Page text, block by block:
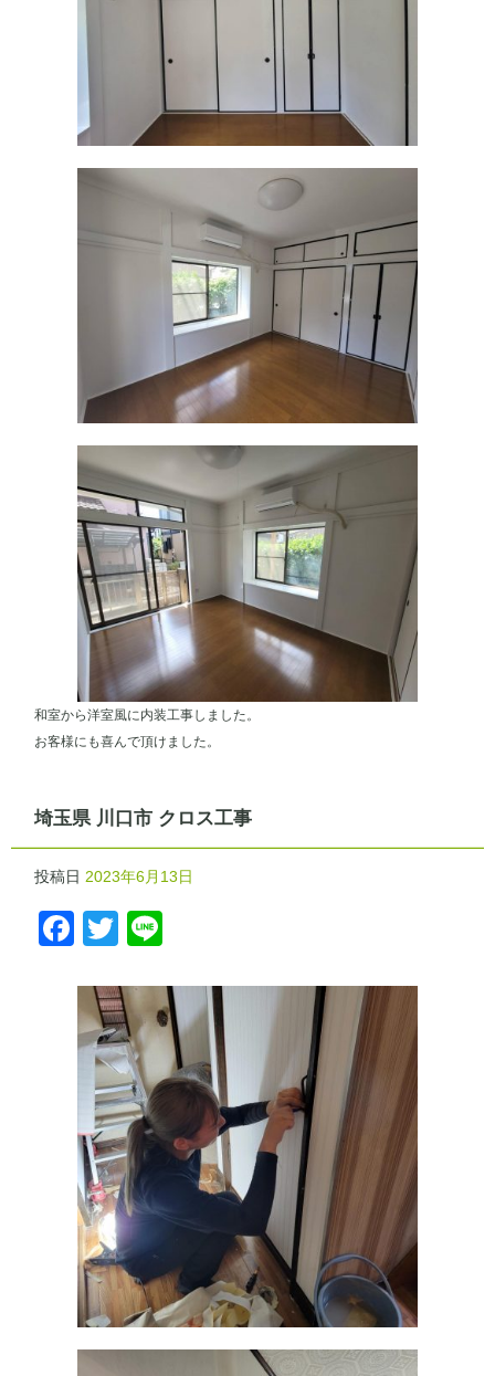
和室から洋室風に内装工事しました。
お客様にも喜んで頂けました。
埼玉県 川口市 クロス工事
投稿日 2023年6月13日
Facebook
Twitter